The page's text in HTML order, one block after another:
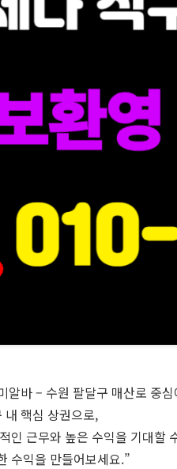
알바 – 수원 팔달구 매산로 중
내 핵심 상권으로,
인 근무와 높은 수익을 기대할
수익을 만들어보세요.”